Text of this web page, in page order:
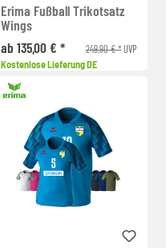
Erima Fußball Trikotsatz
Wings
ab 135,00 € *
249,90 € *UVP
Kostenlose Lieferung DE